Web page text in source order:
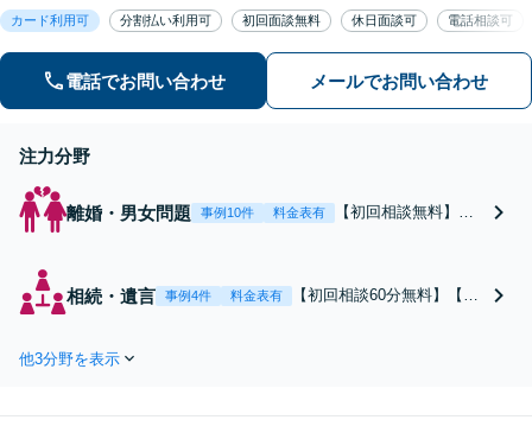
カード利用可 分割払い利用可 初回面談無料 休日面談可 電話相談可
電話でお問い合わせ メールでお問い合わせ
注力分野
離婚・男女問題 事例10件 料金表有
【初回相談無料】あ
は電話・メールで状
況を丁寧にお聞きし
相続・遺言 事例4件 料金表有
【初回相談60分無料】【全
続税対策等お任せくださ
他3分野を表示